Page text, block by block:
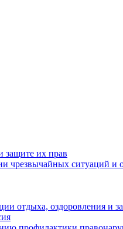
защите их прав
чрезвычайных ситуаций и
отдыха, оздоровления и